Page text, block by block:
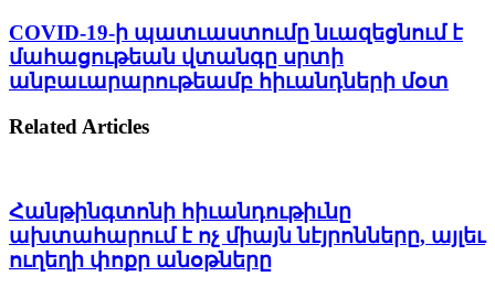
COVID-19-ի պատւաստումը նւազեցնում է
մահացութեան վտանգը սրտի
անբաւարարութեամբ հիւանդների մօտ
Related Articles
Հանթինգտոնի հիւանդութիւնը
ախտահարում է ոչ միայն նէյրոնները, այլեւ
ուղեղի փոքր անօթները